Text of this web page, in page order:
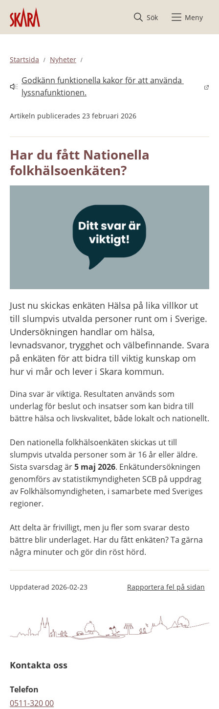
Hoppa till innehåll
Sök
Meny
Startsida Nyheter
Godkänn funktionella kakor för att använda
lyssnafunktionen.
Länk till annan webbplats.
Artikeln publicerades 23 februari 2026
Har du fått Nationella
folkhälsoenkäten?
Just nu skickas enkäten Hälsa på lika villkor ut
till slumpvis utvalda personer runt om i Sverige.
Undersökningen handlar om hälsa,
levnadsvanor, trygghet och välbefinnande. Svara
på enkäten för att bidra till viktig kunskap om
hur vi mår och lever i Skara kommun.
Dina svar är viktiga. Resultaten används som
underlag för beslut och insatser som kan bidra till
bättre hälsa och livskvalitet, både lokalt och nationellt.
Den nationella folkhälsoenkäten skickas ut till
slumpvis utvalda personer som är 16 år eller äldre.
Sista svarsdag är 5 maj 2026. Enkätundersökningen
genomförs av statistikmyndigheten SCB på uppdrag
av Folkhälsomyndigheten, i samarbete med Sveriges
regioner.
Att delta är frivilligt, men ju fler som svarar desto
bättre blir underlaget. Har du fått enkäten? Ta gärna
några minuter och gör din röst hörd.
Uppdaterad 2026-02-23 Rapportera fel på sidan
Kontakta oss
Telefon
0511-320 00